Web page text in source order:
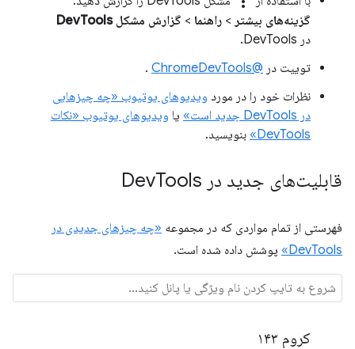
گزینه‌های بیشتر > راهنما > گزارش مشکل DevTools
در DevTools.
توییت در @ChromeDevTools
.
نظرات خود را در مورد ویدیوهای یوتیوب «چه چیزهایی
در DevTools جدید است»
یا ویدیوهای یوتیوب «نکات
DevTools»
بنویسید.
قابلیت‌های جدید در Dev Tools
فهرستی از تمام مواردی که در مجموعه «چه چیزهای جدیدی در
DevTools»
پوشش داده شده است.
کروم ۱۴۳